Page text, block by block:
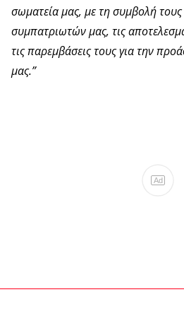
σωματεία μας, με τη συμβολή
συμπατριωτών μας, τις
τις παρεμβάσεις τους για την
μας.”
Ad